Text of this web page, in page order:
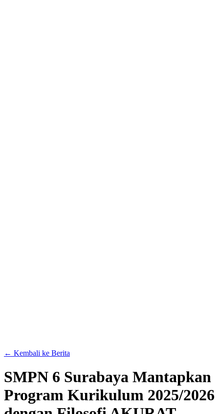
← Kembali ke Berita
SMPN 6 Surabaya Mantapkan
Program Kurikulum 2025/2026